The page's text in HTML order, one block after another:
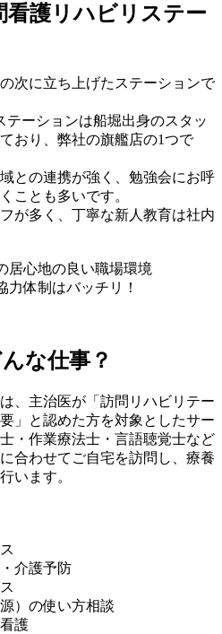
看護リハビリステー
次に立ち上げたステーションで
テーションは船堀出身のスタッ
おり、弊社の旗艦店の1つで
との連携が強く、勉強会にお呼
ことも多いです。
が多く、丁寧な新人教育は社内
居心地の良い職場環境
体制はバッチリ！
な仕事？
、主治医が「訪問リハビリテー
」と認めた方を対象としたサー
・作業療法士・言語聴覚士など
合わせてご自宅を訪問し、療養
います。
介護予防
）の使い方相談
護